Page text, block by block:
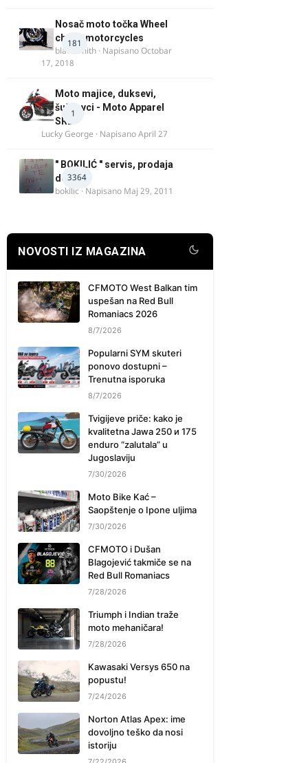
181
Nosač moto točka Wheel
chock motorcycles
blacksmith · NapisanoOctobar
17, 2018
1
Moto majice, duksevi,
šuškavci - Moto Apparel
SRB
Lucky George · NapisanoApril 27
3364
" BOKILIĆ " servis, prodaja
delova
bokilic · Napisano Maj 29, 2011
NOVOSTI IZ MAGAZINA
CFMOTO West Balkan tim
uspešan na Red Bull
Romaniacs 2026
8/7/2026
Popularni SYM skuteri
ponovo dostupni –
Trenutna isporuka
8/7/2026
Tvigijeve priče: kako je
kvalitetna Jawa 250 и 175
enduro “zalutala” u
Jugoslaviju
7/30/2026
Moto Bike Kać –
Saopštenje o Ipone uljima
7/30/2026
CFMOTO i Dušan
Blagojević takmiče se na
Red Bull Romaniacs
7/28/2026
Triumph i Indian traže
moto mehaničara!
7/28/2026
Kawasaki Versys 650 na
popustu!
7/24/2026
Norton Atlas Apex: ime
dovoljno teško da nosi
istoriju